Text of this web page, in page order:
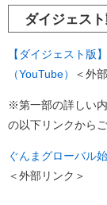
ダイジェス
【ダイジェスト版
（YouTube）
＜外
※第一部の詳しい
の以下リンクから
ぐんまグローバル
＜外部リンク＞